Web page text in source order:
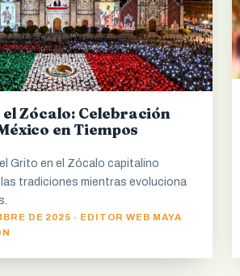
Zócalo: Celebración
en Tiempos
Grito en el Zócalo capitalino
tradiciones mientras evoluciona
DE 2025 · EDITOR WEB MAYA